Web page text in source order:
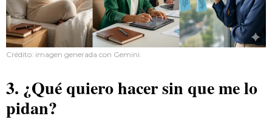
Crédito: imagen generada con Gemini.
3. ¿Qué quiero hacer sin que me lo
pidan?